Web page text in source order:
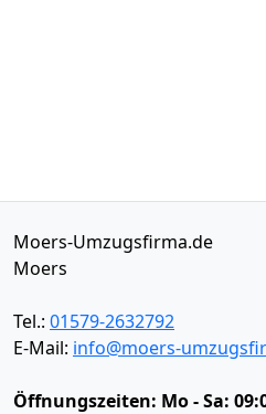
Moers-Umzugsfirma.de
Moers
Tel.: 01579-2632792
E-Mail: info@moers-
Öffnungszeiten: Mo - Sa: